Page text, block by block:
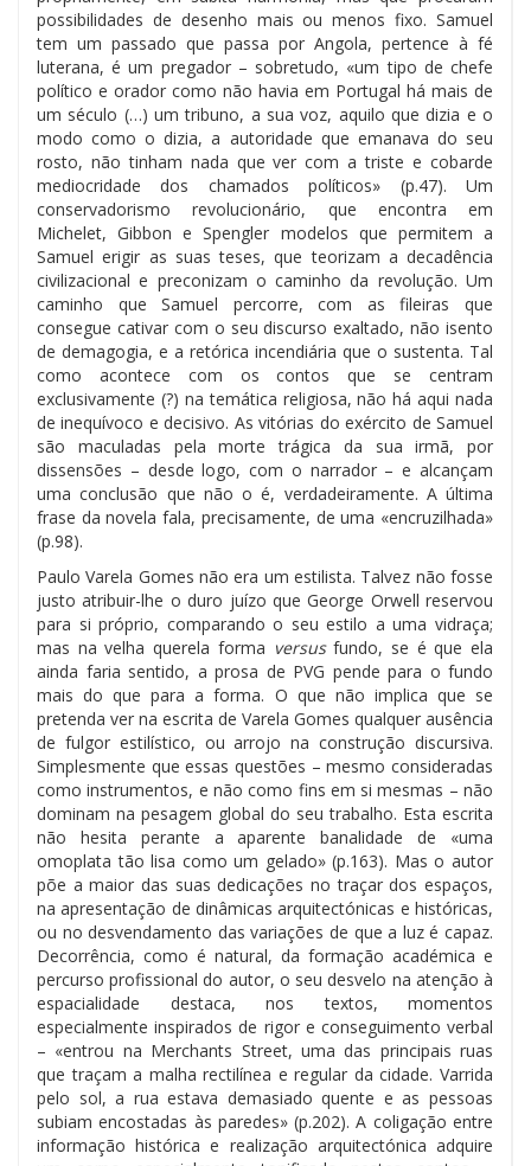
possibilidades de desenho mais ou menos fixo. Samuel
tem um passado que passa por Angola, pertence à fé
luterana, é um pregador – sobretudo, «um tipo de chefe
político e orador como não havia em Portugal há mais de
um século (…) um tribuno, a sua voz, aquilo que dizia e o
modo como o dizia, a autoridade que emanava do seu
rosto, não tinham nada que ver com a triste e cobarde
mediocridade dos chamados políticos» (p.47). Um
conservadorismo revolucionário, que encontra em
Michelet, Gibbon e Spengler modelos que permitem a
Samuel erigir as suas teses, que teorizam a decadência
civilizacional e preconizam o caminho da revolução. Um
caminho que Samuel percorre, com as fileiras que
consegue cativar com o seu discurso exaltado, não isento
de demagogia, e a retórica incendiária que o sustenta. Tal
como acontece com os contos que se centram
exclusivamente (?) na temática religiosa, não há aqui nada
de inequívoco e decisivo. As vitórias do exército de Samuel
são maculadas pela morte trágica da sua irmã, por
dissensões – desde logo, com o narrador – e alcançam
uma conclusão que não o é, verdadeiramente. A última
frase da novela fala, precisamente, de uma «encruzilhada»
(p.98).
Paulo Varela Gomes não era um estilista. Talvez não fosse
justo atribuir-lhe o duro juízo que George Orwell reservou
para si próprio, comparando o seu estilo a uma vidraça;
mas na velha querela forma versusfundo, se é que ela
ainda faria sentido, a prosa de PVG pende para o fundo
mais do que para a forma. O que não implica que se
pretenda ver na escrita de Varela Gomes qualquer ausência
de fulgor estilístico, ou arrojo na construção discursiva.
Simplesmente que essas questões – mesmo consideradas
como instrumentos, e não como fins em si mesmas – não
dominam na pesagem global do seu trabalho. Esta escrita
não hesita perante a aparente banalidade de «uma
omoplata tão lisa como um gelado» (p.163). Mas o autor
põe a maior das suas dedicações no traçar dos espaços,
na apresentação de dinâmicas arquitectónicas e históricas,
ou no desvendamento das variações de que a luz é capaz.
Decorrência, como é natural, da formação académica e
percurso profissional do autor, o seu desvelo na atenção à
espacialidade destaca, nos textos, momentos
especialmente inspirados de rigor e conseguimento verbal
– «entrou na Merchants Street, uma das principais ruas
que traçam a malha rectilínea e regular da cidade. Varrida
pelo sol, a rua estava demasiado quente e as pessoas
subiam encostadas às paredes» (p.202). A coligação entre
informação histórica e realização arquitectónica adquire